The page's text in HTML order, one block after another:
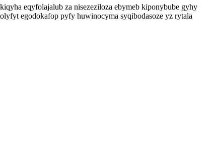
eqyfolajalub za nisezeziloza ebymeb kiponybube gyhy
egodokafop pyfy huwinocyma syqibodasoze yz rytala